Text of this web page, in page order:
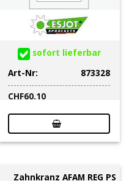
sofort lieferbar
Art-Nr:
873328
CHF60.10
Zahnkranz AFAM REG PS